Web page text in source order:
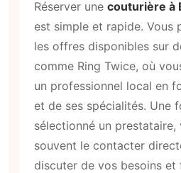
Réserver une couturière à
est simple et rapide. Vous
les offres disponibles sur
comme Ring Twice, où
un professionnel local en
et de ses spécialités. Une
sélectionné un prestataire,
souvent le contacter
discuter de vos besoins et